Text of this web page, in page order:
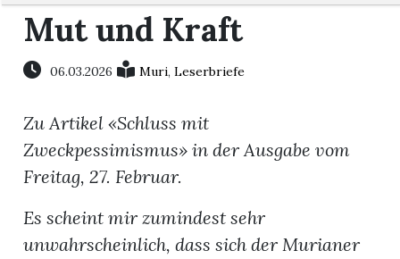
Immobilien
Stellen
E-
Paper
Mut und Kraft
06.03.2026 Muri,Leserbriefe
Zu Artikel «Schluss mit
Zweckpessimismus» in der Ausgabe vom
Freitag, 27. Februar.
Es scheint mir zumindest sehr
unwahrscheinlich, dass sich der Murianer